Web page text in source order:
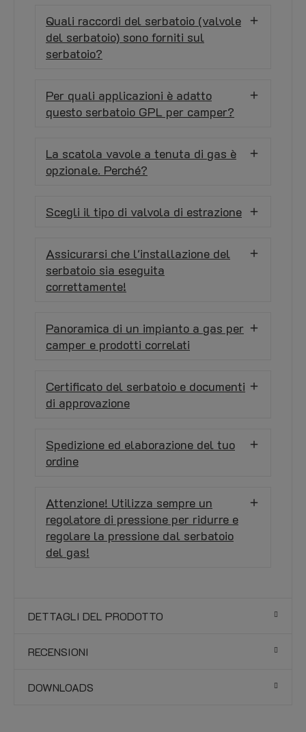
Quali raccordi del serbatoio (valvole
del serbatoio) sono forniti sul
serbatoio?
Per quali applicazioni è adatto
questo serbatoio GPL per camper?
La scatola vavole a tenuta di gas è
opzionale. Perché?
Scegli il tipo di valvola di estrazione
Assicurarsi che l'installazione del
serbatoio sia eseguita
correttamente!
Panoramica di un impianto a gas per
camper e prodotti correlati
Certificato del serbatoio e documenti
di approvazione
Spedizione ed elaborazione del tuo
ordine
Attenzione! Utilizza sempre un
regolatore di pressione per ridurre e
regolare la pressione dal serbatoio
del gas!
DETTAGLI DEL PRODOTTO
RECENSIONI
DOWNLOADS